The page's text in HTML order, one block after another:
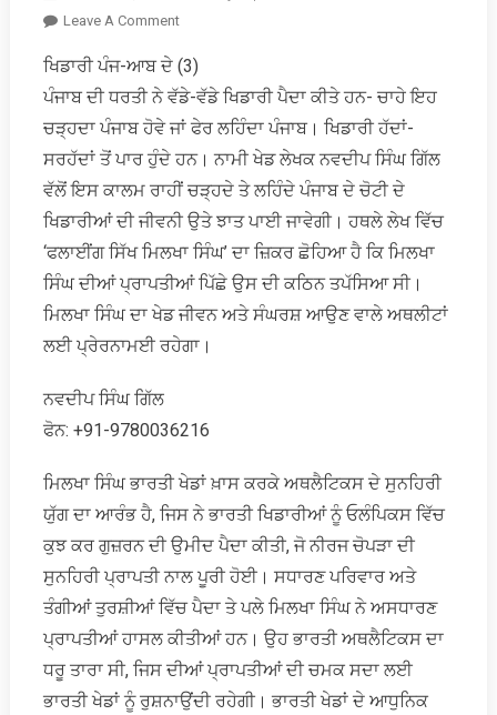
Leave A CommentOn
ਮਿਲਖਾ
ਭਾਗ…
ਖਿਡਾਰੀ ਪੰਜ-ਆਬ ਦੇ (3)
ਪੰਜਾਬ ਦੀ ਧਰਤੀ ਨੇ ਵੱਡੇ-ਵੱਡੇ ਖਿਡਾਰੀ ਪੈਦਾ ਕੀਤੇ ਹਨ- ਚਾਹੇ ਇਹ
ਚੜ੍ਹਦਾ ਪੰਜਾਬ ਹੋਵੇ ਜਾਂ ਫੇਰ ਲਹਿੰਦਾ ਪੰਜਾਬ। ਖਿਡਾਰੀ ਹੱਦਾਂ-
ਸਰਹੱਦਾਂ ਤੋਂ ਪਾਰ ਹੁੰਦੇ ਹਨ। ਨਾਮੀ ਖੇਡ ਲੇਖਕ ਨਵਦੀਪ ਸਿੰਘ ਗਿੱਲ
ਵੱਲੋਂ ਇਸ ਕਾਲਮ ਰਾਹੀਂ ਚੜ੍ਹਦੇ ਤੇ ਲਹਿੰਦੇ ਪੰਜਾਬ ਦੇ ਚੋਟੀ ਦੇ
ਖਿਡਾਰੀਆਂ ਦੀ ਜੀਵਨੀ ਉਤੇ ਝਾਤ ਪਾਈ ਜਾਵੇਗੀ। ਹਥਲੇ ਲੇਖ ਵਿੱਚ
‘ਫਲਾਈਂਗ ਸਿੱਖ ਮਿਲਖਾ ਸਿੰਘ’ ਦਾ ਜ਼ਿਕਰ ਛੋਹਿਆ ਹੈ ਕਿ ਮਿਲਖਾ
ਸਿੰਘ ਦੀਆਂ ਪ੍ਰਾਪਤੀਆਂ ਪਿੱਛੇ ਉਸ ਦੀ ਕਠਿਨ ਤਪੱਸਿਆ ਸੀ।
ਮਿਲਖਾ ਸਿੰਘ ਦਾ ਖੇਡ ਜੀਵਨ ਅਤੇ ਸੰਘਰਸ਼ ਆਉਣ ਵਾਲੇ ਅਥਲੀਟਾਂ
ਲਈ ਪ੍ਰੇਰਨਾਮਈ ਰਹੇਗਾ।
ਨਵਦੀਪ ਸਿੰਘ ਗਿੱਲ
ਫੋਨ: +91-9780036216
ਮਿਲਖਾ ਸਿੰਘ ਭਾਰਤੀ ਖੇਡਾਂ ਖ਼ਾਸ ਕਰਕੇ ਅਥਲੈਟਿਕਸ ਦੇ ਸੁਨਹਿਰੀ
ਯੁੱਗ ਦਾ ਆਰੰਭ ਹੈ, ਜਿਸ ਨੇ ਭਾਰਤੀ ਖਿਡਾਰੀਆਂ ਨੂੰ ਓਲੰਪਿਕਸ ਵਿੱਚ
ਕੁਝ ਕਰ ਗੁਜ਼ਰਨ ਦੀ ਉਮੀਦ ਪੈਦਾ ਕੀਤੀ, ਜੋ ਨੀਰਜ ਚੋਪੜਾ ਦੀ
ਸੁਨਹਿਰੀ ਪ੍ਰਾਪਤੀ ਨਾਲ ਪੂਰੀ ਹੋਈ। ਸਧਾਰਣ ਪਰਿਵਾਰ ਅਤੇ
ਤੰਗੀਆਂ ਤੁਰਸ਼ੀਆਂ ਵਿੱਚ ਪੈਦਾ ਤੇ ਪਲੇ ਮਿਲਖਾ ਸਿੰਘ ਨੇ ਅਸਧਾਰਣ
ਪ੍ਰਾਪਤੀਆਂ ਹਾਸਲ ਕੀਤੀਆਂ ਹਨ। ਉਹ ਭਾਰਤੀ ਅਥਲੈਟਿਕਸ ਦਾ
ਧਰੂ ਤਾਰਾ ਸੀ, ਜਿਸ ਦੀਆਂ ਪ੍ਰਾਪਤੀਆਂ ਦੀ ਚਮਕ ਸਦਾ ਲਈ
ਭਾਰਤੀ ਖੇਡਾਂ ਨੂੰ ਰੁਸ਼ਨਾਉਂਦੀ ਰਹੇਗੀ। ਭਾਰਤੀ ਖੇਡਾਂ ਦੇ ਆਧੁਨਿਕ